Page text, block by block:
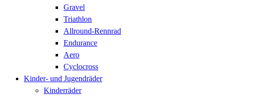
Gravel
Triathlon
Allround-Rennrad
Endurance
Aero
Cyclocross
Kinder- und Jugendräder
Kinderräder